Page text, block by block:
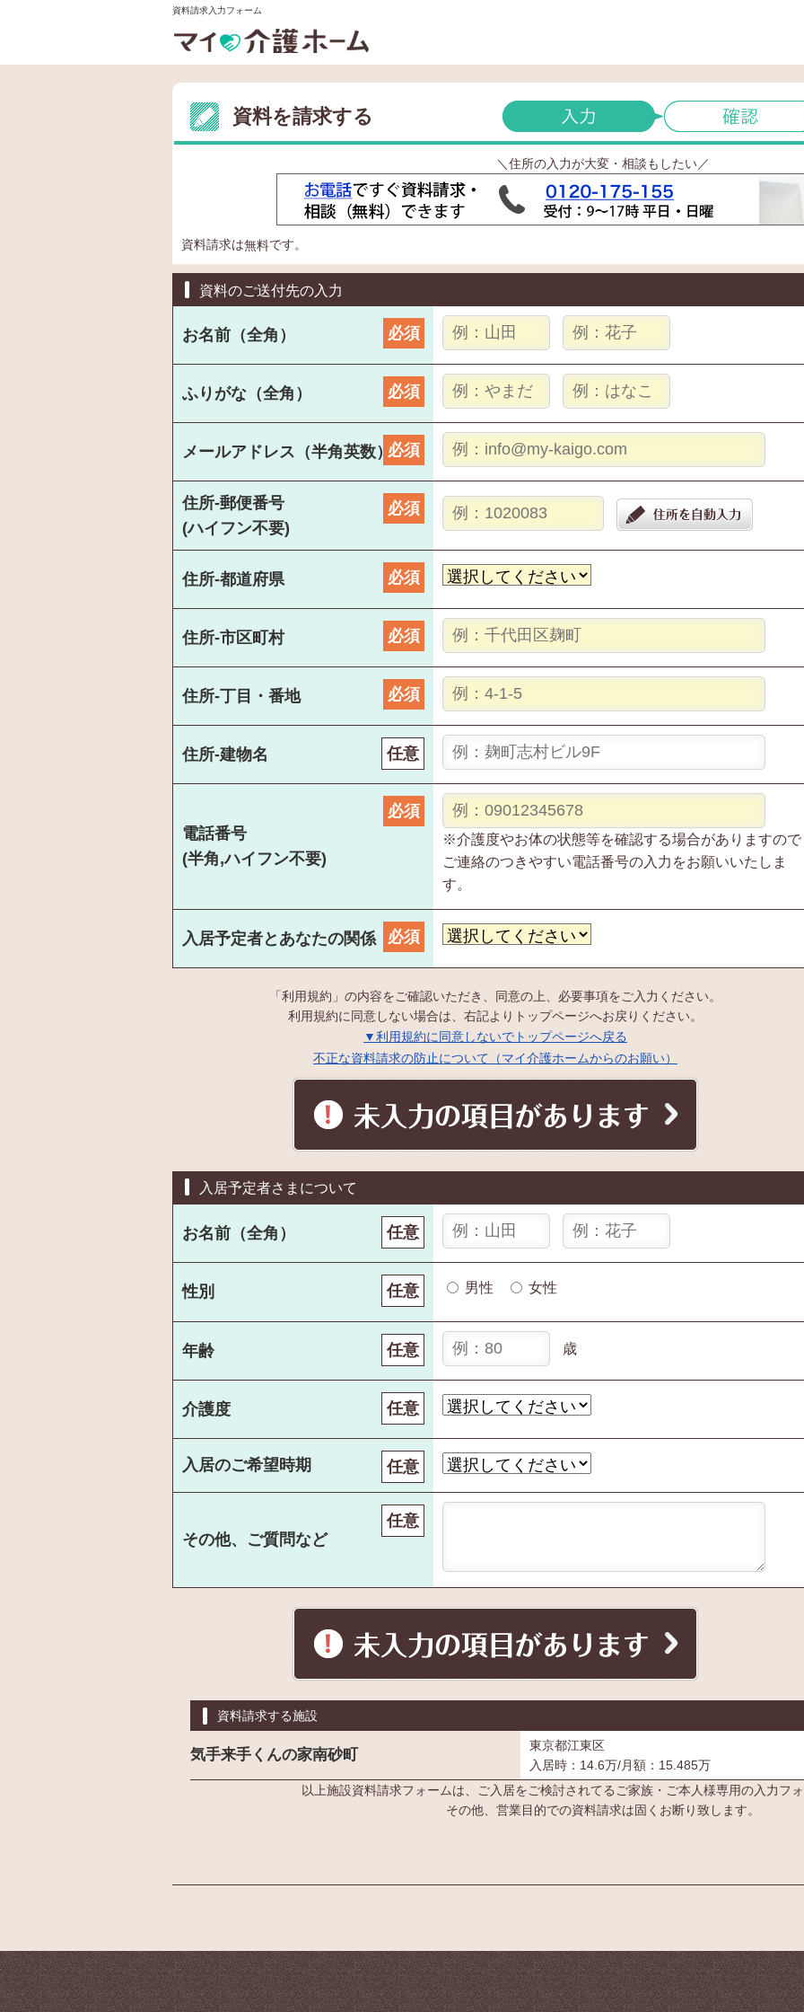
資料請求入力フォーム
資料を請求する
＼住所の入力が大変・相談もしたい／
資料請求は無料です。
資料のご送付先の入力
お名前（全角） 必須
ふりがな（全角） 必須
メールアドレス（半角英数）必須
住所-郵便番号
(ハイフン不要)
必須
住所-都道府県 必須
住所-市区町村 必須
住所-丁目・番地 必須
住所-建物名 任意
電話番号
(半角,ハイフン不要)
必須
※介護度やお体の状態等を確認する場合がありますので
ご連絡のつきやすい電話番号の入力をお願いいたしま
す。
入居予定者とあなたの関係 必須
「利用規約」の内容をご確認いただき、同意の上、必要事項をご入力ください。
利用規約に同意しない場合は、右記よりトップページへお戻りください。
▼利用規約に同意しないでトップページへ戻る
不正な資料請求の防止について（マイ介護ホームからのお願い）
入居予定者さまについて
お名前（全角） 任意
性別 任意 男性 女性
年齢 任意 歳
介護度 任意
入居のご希望時期 任意
その他、ご質問など
任意
資料請求する施設
気手来手くんの家南砂町
東京都江東区
入居時：14.6万/月額：15.485万
以上施設資料請求フォームは、ご入居をご検討されてるご家族・ご本人様専用の入力フォ
その他、営業目的での資料請求は固くお断り致します。